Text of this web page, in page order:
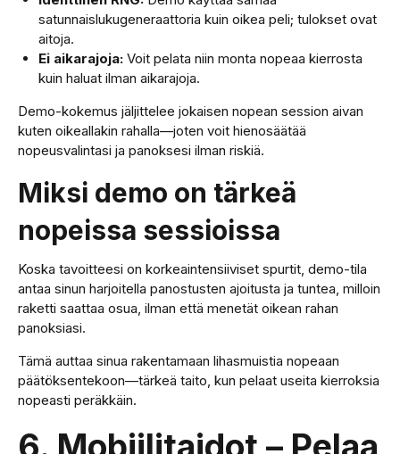
satunnaislukugeneraattoria kuin oikea peli; tulokset ovat
aitoja.
Ei aikarajoja:Voit pelata niin monta nopeaa kierrosta
kuin haluat ilman aikarajoja.
Demo-kokemus jäljittelee jokaisen nopean session aivan
kuten oikeallakin rahalla—joten voit hienosäätää
nopeusvalintasi ja panoksesi ilman riskiä.
Miksi demo on tärkeä
nopeissa sessioissa
Koska tavoitteesi on korkeaintensiiviset spurtit, demo-tila
antaa sinun harjoitella panostusten ajoitusta ja tuntea, milloin
raketti saattaa osua, ilman että menetät oikean rahan
panoksiasi.
Tämä auttaa sinua rakentamaan lihasmuistia nopeaan
päätöksentekoon—tärkeä taito, kun pelaat useita kierroksia
nopeasti peräkkäin.